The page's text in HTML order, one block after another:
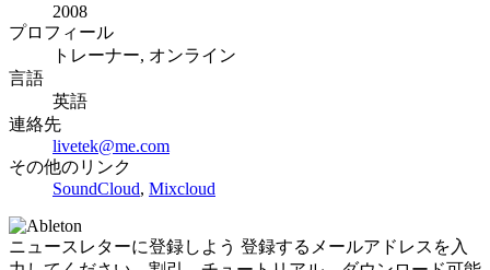
2008
プロフィール
トレーナー, オンライン
言語
英語
連絡先
livetek@me.com
その他のリンク
SoundCloud, Mixcloud
ニュースレターに登録しよう 登録するメールアドレスを入